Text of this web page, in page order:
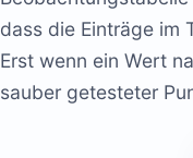
dass die Einträge im
Erst wenn ein Wert
sauber getesteter